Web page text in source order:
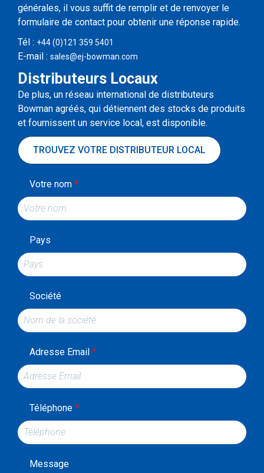
générales, il vous suffit de remplir et de renvoyer le
formulaire de contact pour obtenir une réponse rapide.
Tél : +44 (0)121 359 5401
E-mail : sales@ej-bowman.com
Distributeurs Locaux
De plus, un réseau international de distributeurs
Bowman agréés, qui détiennent des stocks de produits
et fournissent un service local, est disponible.
TROUVEZ VOTRE DISTRIBUTEUR LOCAL
Votre nom *
Pays
Société
Adresse Email *
Téléphone *
Message